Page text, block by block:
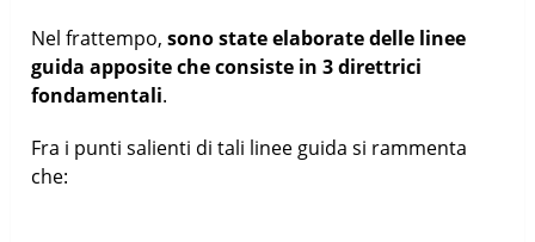
Nel frattempo,sono state elaborate delle linee
guida apposite che consiste in 3 direttrici
fondamentali.
Fra i punti salienti di tali linee guida si rammenta
che: